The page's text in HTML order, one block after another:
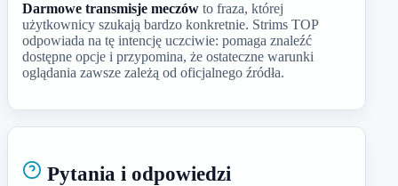
Darmowe transmisje meczów to fraza, której
użytkownicy szukają bardzo konkretnie. Strims TOP
odpowiada na tę intencję uczciwie: pomaga znaleźć
dostępne opcje i przypomina, że ostateczne warunki
oglądania zawsze zależą od oficjalnego źródła.
Pytania i odpowiedzi